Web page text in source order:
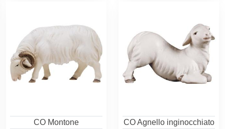
CO Montone
CO Agnello inginocchiato